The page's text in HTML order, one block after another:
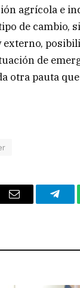
agrícola e
de cambio,
de
otra pauta
Email